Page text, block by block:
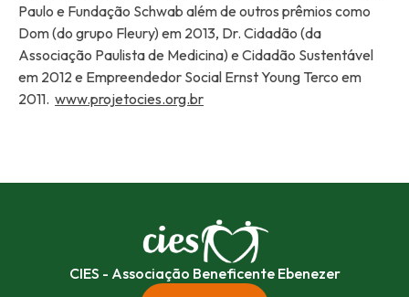
Paulo e Fundação Schwab além de outros prêmios como
Dom (do grupo Fleury) em 2013, Dr. Cidadão (da
Associação Paulista de Medicina) e Cidadão Sustentável
em 2012 e Empreendedor Social Ernst Young Terco em
2011. www.projetocies.org.br
CIES - Associação Beneficente Ebenezer